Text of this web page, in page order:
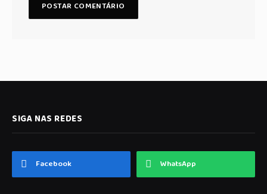
SIGA NAS REDES
Facebook WhatsApp